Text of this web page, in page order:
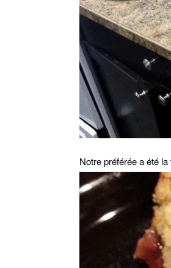
Notre préférée a été